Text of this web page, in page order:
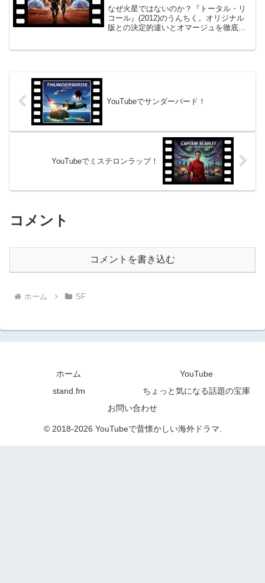
とオマージュを徹底解説。
なぜ火星ではないのか？『トータル・リ
コール』(2012)のうんちく。オリジナル
版との決定的違いとオマージュを徹底解
YouTubeでサンダーバード！
YouTubeでミステロンラップ！
コメント
コメントを書き込む
ホーム SF
ホーム
YouTube
stand.fm
ちょっと気になる話題の宝庫
お問い合わせ
© 2018-2026 YouTubeで昔懐かしい海外ドラマ.